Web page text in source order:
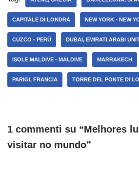
CAPITALE DI LONDRA NEW YORK - NEW
CUZCO - PERÙ DUBAI, EMIRATI ARABI
ISOLE MALDIVE - MALDIVE MARRAKECH
PARIGI, FRANCIA TORRE DEL PONTE DI
1 commenti su “Melhores
visitar no mundo”